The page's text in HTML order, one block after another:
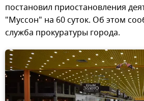
постановил приостановления
"Муссон" на 60 суток. Об этом
служба прокуратуры города.